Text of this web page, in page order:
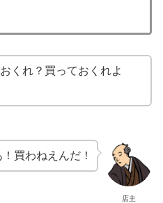
くれ？買っておくれよ
店主
買わねえんだ！